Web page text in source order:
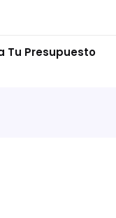
Tu Presupuesto